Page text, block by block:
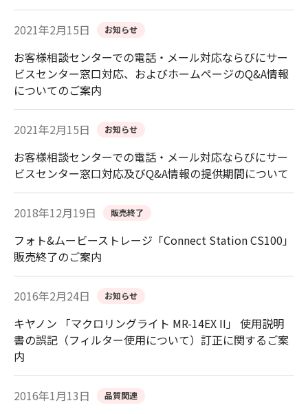
2021年2月15日 お知らせ
お客様相談センターでの電話・メール対応ならびにサー
ビスセンター窓口対応、およびホームページのQ&A情報
についてのご案内
2021年2月15日 お知らせ
お客様相談センターでの電話・メール対応ならびにサー
ビスセンター窓口対応及びQ&A情報の提供期間について
2018年12月19日 販売終了
フォト&ムービーストレージ「Connect Station CS100」
販売終了のご案内
2016年2月24日 お知らせ
キヤノン 「マクロリングライト MR-14EX II」 使用説明
書の誤記（フィルター使用について）訂正に関するご案
内
2016年1月13日 品質関連